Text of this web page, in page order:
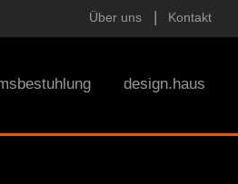
Über uns Kontakt
design.haus